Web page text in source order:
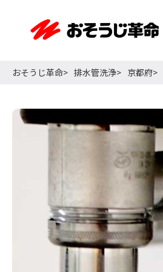
おそうじ革命 排水管洗浄 京都府